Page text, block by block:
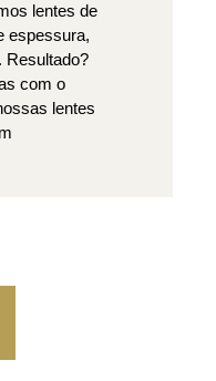
lentes de
espessura,
Resultado?
com o
lentes